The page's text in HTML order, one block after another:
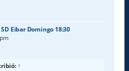
Eibar Domingo 18:30
↑